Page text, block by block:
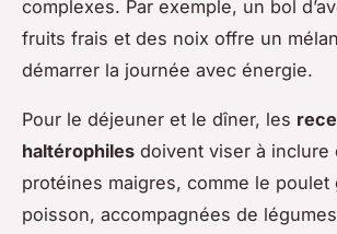
complexes. Par exemple, un bol
fruits frais et des noix offre un
démarrer la journée avec énergie.
Pour le déjeuner et le dîner, les
haltérophiles doivent viser à inclure
protéines maigres, comme le poulet
poisson, accompagnées de